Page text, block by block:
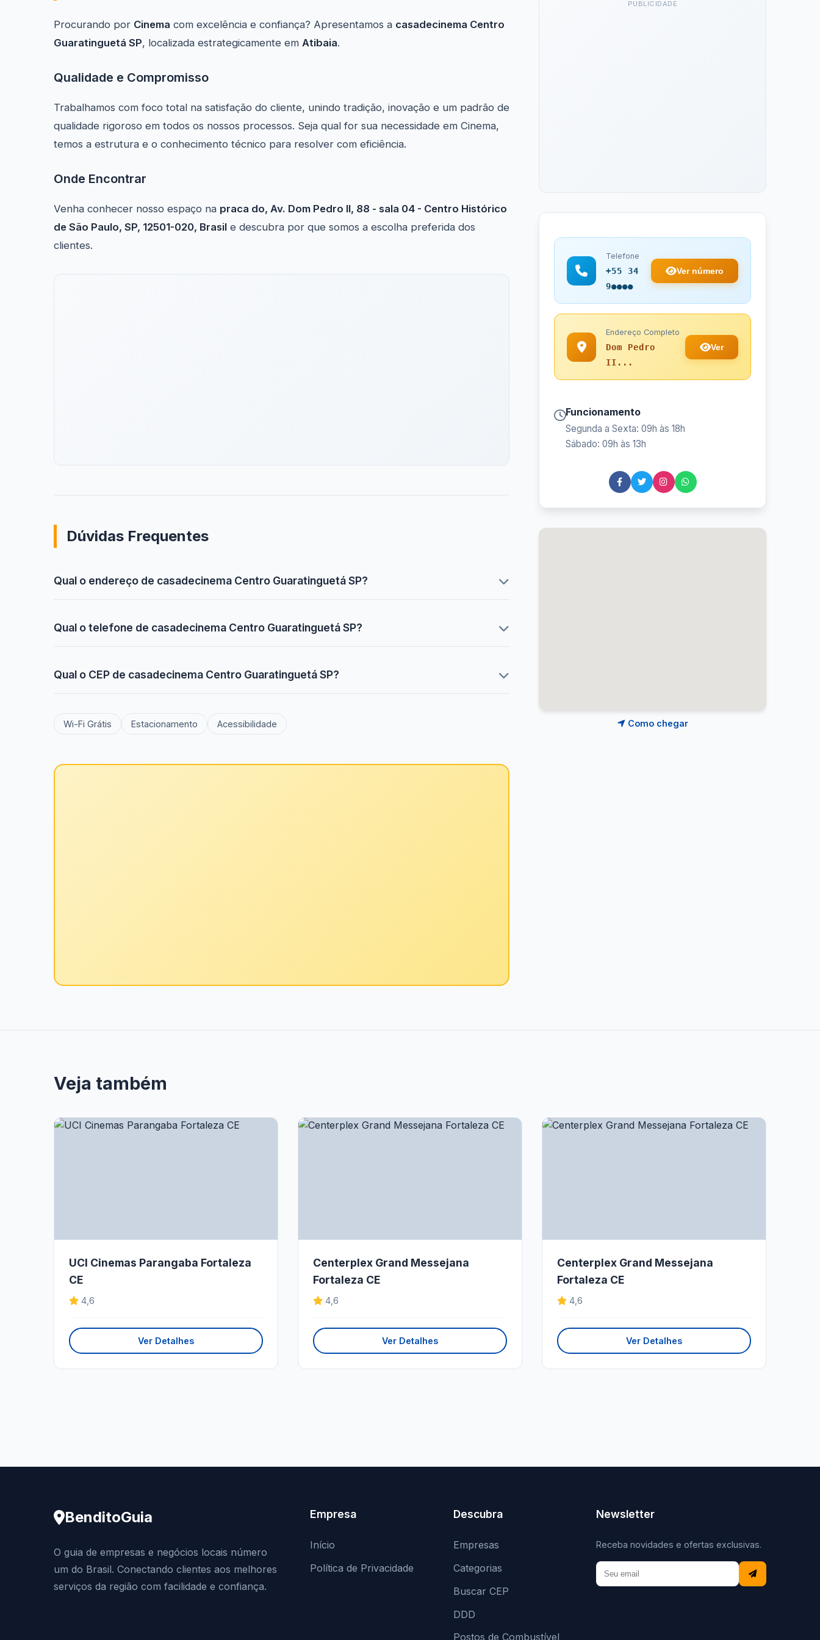
Procurando por Cinema com excelência e confiança? Apresentamos a casadecinema Centro
Guaratinguetá SP, localizada estrategicamente em Atibaia.
Qualidade e Compromisso
Trabalhamos com foco total na satisfação do cliente, unindo tradição, inovação e um padrão de
qualidade rigoroso em todos os nossos processos. Seja qual for sua necessidade em Cinema,
temos a estrutura e o conhecimento técnico para resolver com eficiência.
Onde Encontrar
Venha conhecer nosso espaço na praca do, Av. Dom Pedro II, 88 - sala 04 - Centro Histórico
de São Paulo, SP, 12501-020, Brasil e descubra por que somos a escolha preferida dos
clientes.
Dúvidas Frequentes
Qual o endereço de casadecinema Centro Guaratinguetá SP?
Qual o telefone de casadecinema Centro Guaratinguetá SP?
Qual o CEP de casadecinema Centro Guaratinguetá SP?
Wi-Fi Grátis Estacionamento Acessibilidade
PUBLICIDADE
Telefone
+55 34
9●●●●
Ver número
Endereço Completo
Dom Pedro
II...
Ver
Funcionamento
Segunda a Sexta: 09h às 18h
Sábado: 09h às 13h
Como chegar
Veja também
UCI Cinemas Parangaba Fortaleza
CE
4,6
Ver Detalhes
Centerplex Grand Messejana
Fortaleza CE
4,6
Ver Detalhes
Centerplex Grand Messejana
Fortaleza CE
4,6
Ver Detalhes
BenditoGuia
O guia de empresas e negócios locais número
um do Brasil. Conectando clientes aos melhores
serviços da região com facilidade e confiança.
Empresa
Início
Política de Privacidade
Descubra
Empresas
Categorias
Buscar CEP
DDD
Postos de Combustível
Newsletter
Receba novidades e ofertas exclusivas.